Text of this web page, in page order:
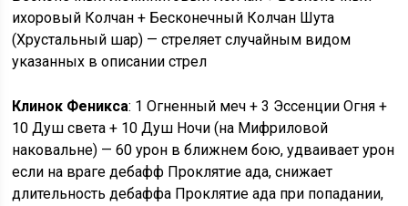
ихоровый Колчан + Бесконечный Колчан Шута
(Хрустальный шар) — стреляет случайным видом
указанных в описании стрел
Клинок Феникса: 1 Огненный меч + 3 Эссенции Огня +
10 Душ света + 10 Душ Ночи (на Мифриловой
наковальне) — 60 урон в ближнем бою, удваивает урон
если на враге дебафф Проклятие ада, снижает
длительность дебаффа Проклятие ада при попадании,